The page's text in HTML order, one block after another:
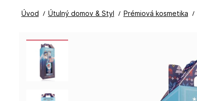
Úvod Útulný domov & Styl Prémiová kosmetika